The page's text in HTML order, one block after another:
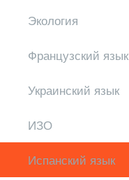
Экология
Французский язык
Украинский язык
ИЗО
Испанский язык